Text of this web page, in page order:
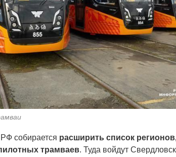
собирается расширить список
трамваев. Туда войдут